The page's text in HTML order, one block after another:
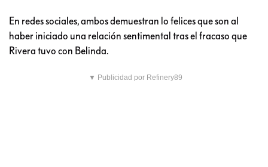
En redes sociales, ambos demuestran lo felices que son al
haber iniciado una relación sentimental tras el fracaso que
Rivera tuvo con Belinda.
▼ Publicidad por Refinery89